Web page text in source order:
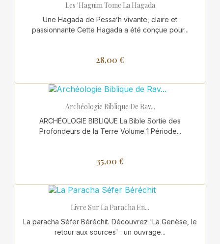
Les 'Haguim Tome La Hagada
Une Hagada de Pessa’h vivante, claire et
passionnante Cette Hagada a été conçue pour...
28,00 €
Archéologie Biblique De Rav...
ARCHÉOLOGIE BIBLIQUE La Bible Sortie des
Profondeurs de la Terre Volume 1 Période...
35,00 €
Livre Sur La Paracha En...
La paracha Séfer Béréchit. Découvrez 'La Genèse, le
retour aux sources' : un ouvrage...